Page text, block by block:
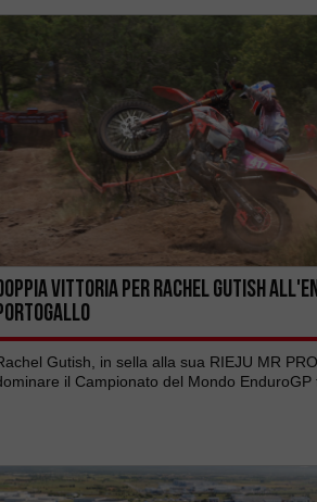
VITTORIA PER RACHEL GUTISH
Gutish, in sella alla sua RIEJU MR
il Campionato del Mondo EnduroGP